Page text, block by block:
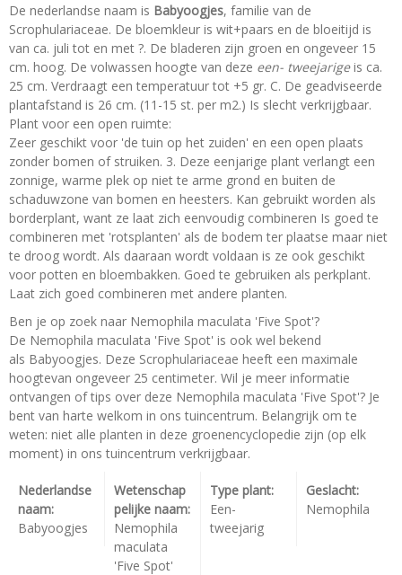
De nederlandse naam is Babyoogjes, familie van de
Scrophulariaceae. De bloemkleur is wit+paars en de bloeitijd is
van ca. juli tot en met ?. De bladeren zijn groen en ongeveer 15
cm. hoog. De volwassen hoogte van deze een- tweejarigeis ca.
25 cm. Verdraagt een temperatuur tot +5 gr. C. De geadviseerde
plantafstand is 26 cm. (11-15 st. per m2.) Is slecht verkrijgbaar.
Plant voor een open ruimte:
Zeer geschikt voor 'de tuin op het zuiden' en een open plaats
zonder bomen of struiken. 3. Deze eenjarige plant verlangt een
zonnige, warme plek op niet te arme grond en buiten de
schaduwzone van bomen en heesters. Kan gebruikt worden als
borderplant, want ze laat zich eenvoudig combineren Is goed te
combineren met 'rotsplanten' als de bodem ter plaatse maar niet
te droog wordt. Als daaraan wordt voldaan is ze ook geschikt
voor potten en bloembakken. Goed te gebruiken als perkplant.
Laat zich goed combineren met andere planten.
Ben je op zoek naar Nemophila maculata 'Five Spot'?
De Nemophila maculata 'Five Spot' is ook wel bekend
als Babyoogjes. Deze Scrophulariaceae heeft een maximale
hoogtevan ongeveer 25 centimeter. Wil je meer informatie
ontvangen of tips over deze Nemophila maculata 'Five Spot'? Je
bent van harte welkom in ons tuincentrum. Belangrijk om te
weten: niet alle planten in deze groenencyclopedie zijn (op elk
moment) in ons tuincentrum verkrijgbaar.
Nederlandse
naam:
Babyoogjes
Wetenschap
pelijke naam:
Nemophila
maculata
'Five Spot'
Type plant:
Een-
tweejarig
Geslacht:
Nemophila